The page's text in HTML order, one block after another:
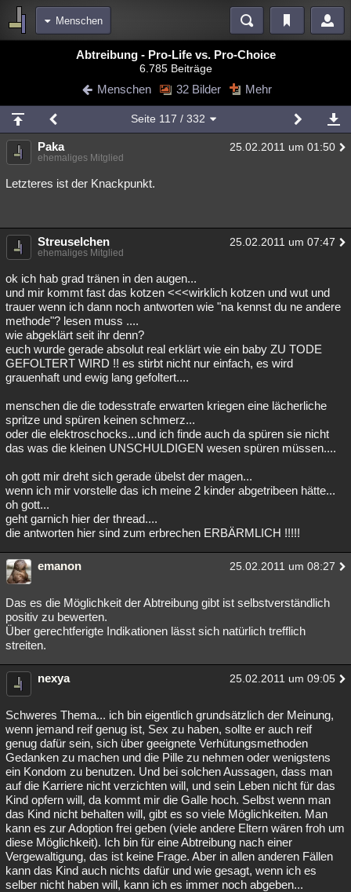
Menschen
Blogs Videos
Chat Wiki Neuigkeiten
meine Rubriken
Menschen Mystery Kriminalfälle
Spiritualität Verschwörungen
weitere Rubriken
Philosophie Träume
Astronomie Helpdesk Gruppen Gaming Filme
Musik Clash Verbesserungen
Übersichten
Besucht Teilgenommen Alle Neue Geschlossen
Lesenswert Schlüsselwörter
Abtreibung - Pro-Life vs. Pro-Choice
6.785 Beiträge
Menschen 32 Bilder Mehr
Seite 117 / 332
Paka 25.02.2011 um 01:50
ehemaliges Mitglied
Letzteres ist der Knackpunkt.
Streuselchen 25.02.2011 um 07:47
ehemaliges Mitglied
ok ich hab grad tränen in den augen...
und mir kommt fast das kotzen <<<wirklich kotzen und wut und
trauer wenn ich dann noch antworten wie "na kennst du ne andere
methode"? lesen muss ....
wie abgeklärt seit ihr denn?
euch wurde gerade absolut real erklärt wie ein baby ZU TODE
GEFOLTERT WIRD !! es stirbt nicht nur einfach, es wird
grauenhaft und ewig lang gefoltert....
menschen die die todesstrafe erwarten kriegen eine lächerliche
spritze und spüren keinen schmerz...
oder die elektroschocks...und ich finde auch da spüren sie nicht
das was die kleinen UNSCHULDIGEN wesen spüren müssen....
oh gott mir dreht sich gerade übelst der magen...
wenn ich mir vorstelle das ich meine 2 kinder abgetribeen hätte...
oh gott...
geht garnich hier der thread....
die antworten hier sind zum erbrechen ERBÄRMLICH !!!!!
emanon 25.02.2011 um 08:27
Das es die Möglichkeit der Abtreibung gibt ist selbstverständlich
positiv zu bewerten.
Über gerechtferigte Indikationen lässt sich natürlich trefflich
streiten.
nexya 25.02.2011 um 09:05
Schweres Thema... ich bin eigentlich grundsätzlich der Meinung,
wenn jemand reif genug ist, Sex zu haben, sollte er auch reif
genug dafür sein, sich über geeignete Verhütungsmethoden
Gedanken zu machen und die Pille zu nehmen oder wenigstens
ein Kondom zu benutzen. Und bei solchen Aussagen, dass man
auf die Karriere nicht verzichten will, und sein Leben nicht für das
Kind opfern will, da kommt mir die Galle hoch. Selbst wenn man
das Kind nicht behalten will, gibt es so viele Möglichkeiten. Man
kann es zur Adoption frei geben (viele andere Eltern wären froh um
diese Möglichkeit). Ich bin für eine Abtreibung nach einer
Vergewaltigung, das ist keine Frage. Aber in allen anderen Fällen
kann das Kind auch nichts dafür und wie gesagt, wenn ich es
selber nicht haben will, kann ich es immer noch abgeben...